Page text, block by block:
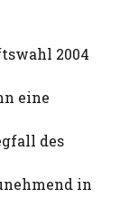
2004
eine
des
in